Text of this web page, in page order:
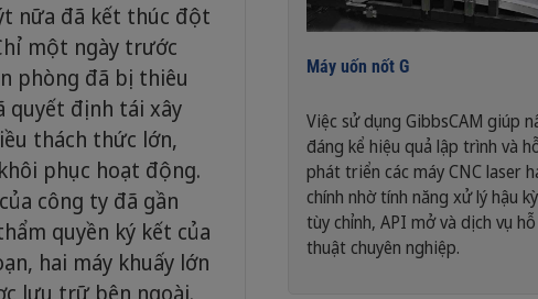
nữa đã kết thúc đột
một ngày trước
phòng đã bị thiêu
quyết định tái xây
thách thức lớn,
phục hoạt động.
công ty đã gần
quyền ký kết của
hai máy khuấy lớn
lưu trữ bên ngoài.
Máy uốn nốt G
Việc sử dụng GibbsCAM giúp
đáng kể hiệu quả lập trình và
phát triển các máy CNC laser
chính nhờ tính năng xử lý hậu
tùy chỉnh, API mở và dịch vụ
thuật chuyên nghiệp.